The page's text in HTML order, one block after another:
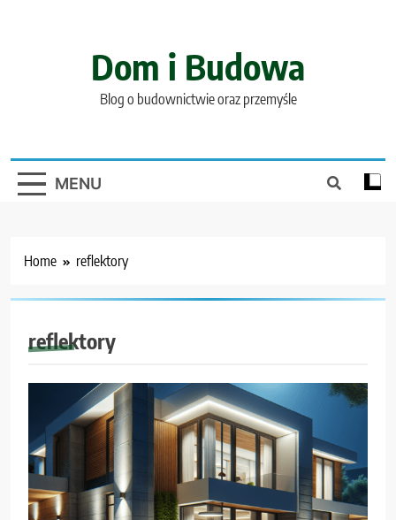
Dom i Budowa
Blog o budownictwie oraz przemyśle
MENU
Home reflektory
reflektory